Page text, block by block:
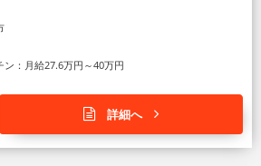
ン：月給27.6万円～40万円
詳細へ